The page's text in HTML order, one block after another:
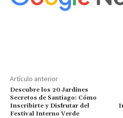
Artículo anterior
Descubre los 20 Jardines
Secretos de Santiago: Cómo
Inscribirte y Disfrutar del
Festival Interno Verde